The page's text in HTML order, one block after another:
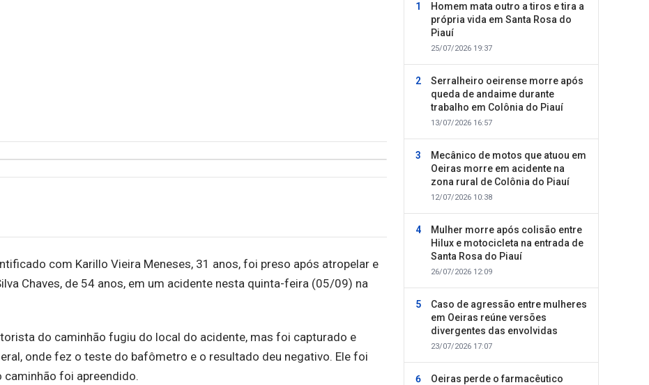
com Karillo Vieira Meneses, 31 anos, foi preso após atropelar e
Chaves, de 54 anos, em um acidente nesta quinta-feira (05/09) na
do caminhão fugiu do local do acidente, mas foi capturado e
onde fez o teste do bafômetro e o resultado deu negativo. Ele foi
caminhão foi apreendido.
Homem mata outro a tiros e tira a
própria vida em Santa Rosa do
Piauí
25/07/2026 19:37
Serralheiro oeirense morre após
queda de andaime durante
trabalho em Colônia do Piauí
13/07/2026 16:57
Mecânico de motos que atuou em
Oeiras morre em acidente na
zona rural de Colônia do Piauí
12/07/2026 10:38
Mulher morre após colisão entre
Hilux e motocicleta na entrada de
Santa Rosa do Piauí
26/07/2026 12:09
Caso de agressão entre mulheres
em Oeiras reúne versões
divergentes das envolvidas
23/07/2026 17:07
Oeiras perde o farmacêutico